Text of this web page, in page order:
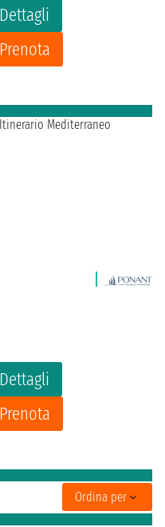
Dettagli
Prenota
Dettagli
Prenota
Ordina per